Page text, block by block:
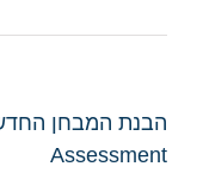
Assessment